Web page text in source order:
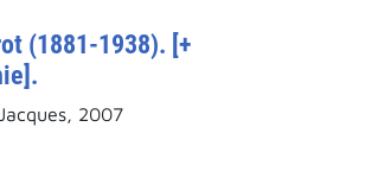
(1881-1938). [+
2007